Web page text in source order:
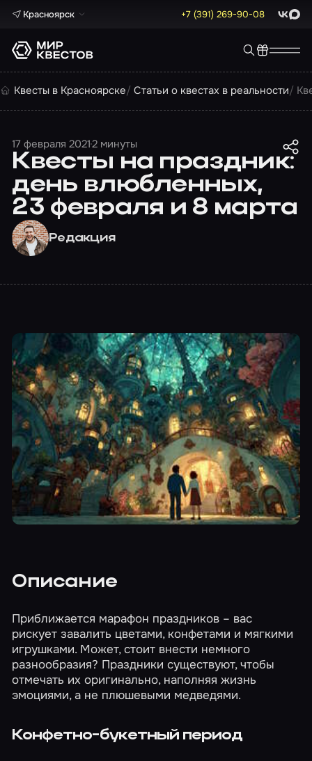
Красноярск +7 (391) 269-90-08 Max
Квесты в Красноярске Статьи о квестах в реальности
17 февраля 20212 минуты
Квесты на праздник:
день влюбленных,
23 февраля и 8 марта
Редакция
Описание
Приближается марафон праздников – вас
рискует завалить цветами, конфетами и мягкими
игрушками. Может, стоит внести немного
разнообразия? Праздники существуют, чтобы
отмечать их оригинально, наполняя жизнь
эмоциями, а не плюшевыми медведями.
Конфетно-букетный период